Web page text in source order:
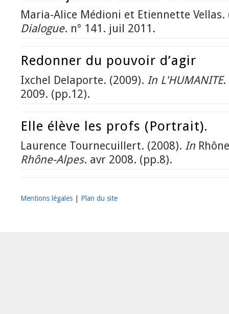
Maria-Alice Médioni et Etiennette
Dialogue. n° 141. juil 2011.
Redonner du pouvoir d’agir
Ixchel Delaporte. (2009). In L'HUMANITE.
2009. (pp.12).
Elle élève les profs (Portrait).
Laurence Tournecuillert. (2008). In
Rhône-Alpes. avr 2008. (pp.8).
Mentions légales Plan du site